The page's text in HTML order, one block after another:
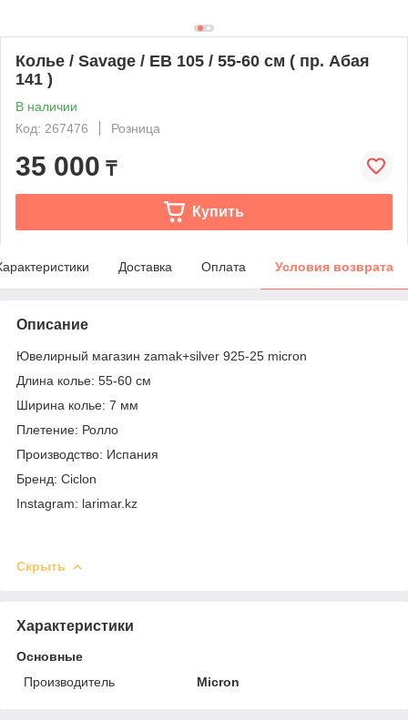
Колье / Savage / EB 105 / 55-60 см ( пр. Абая
141 )
В наличии
Код: 267476
Розница
35 000 ₸
Купить
Доставка Оплата Условия возврата
Описание
Ювелирный магазин zamak+silver 925-25 micron
Длина колье: 55-60 см
Ширина колье: 7 мм
Плетение: Ролло
Производство: Испания
Бренд: Ciclon
Instagram: larimar.kz
Скрыть
Характеристики
Основные
Производитель
Micron